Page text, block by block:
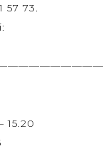
57 73.
15.20